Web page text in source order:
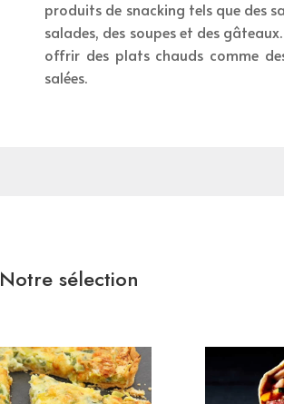
produits de snacking tels que des
salades, des soupes et des
offrir des plats chauds comme
salées.
Notre sélection